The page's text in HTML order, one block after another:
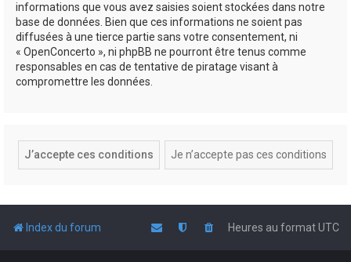
informations que vous avez saisies soient stockées dans notre
base de données. Bien que ces informations ne soient pas
diffusées à une tierce partie sans votre consentement, ni
« OpenConcerto », ni phpBB ne pourront être tenus comme
responsables en cas de tentative de piratage visant à
compromettre les données.
Index du forum Heures au formatUTC